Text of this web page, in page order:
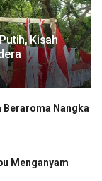
Kisah
Beraroma Nangka
Menganyam